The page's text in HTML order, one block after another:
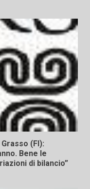
(FI):
Bene le
di bilancio”